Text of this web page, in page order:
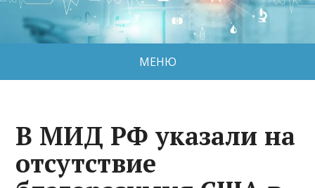
МЕНЮ
В МИД РФ указали на
отсутствие